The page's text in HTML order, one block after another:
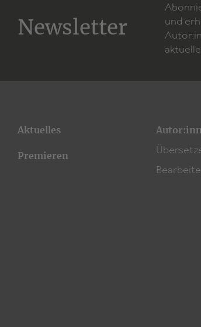
Newsletter
und
Aktuelles
Premieren